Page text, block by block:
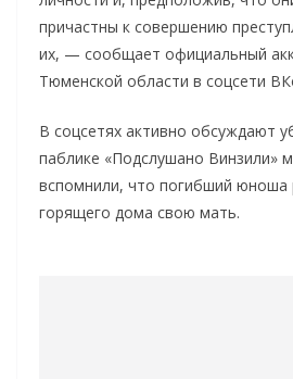
причастны к совершению
их, — сообщает официальный
Тюменской области в соцсети
В соцсетях активно обсуждают
паблике «Подслушано Винзили»
вспомнили, что погибший юноша
горящего дома свою мать.